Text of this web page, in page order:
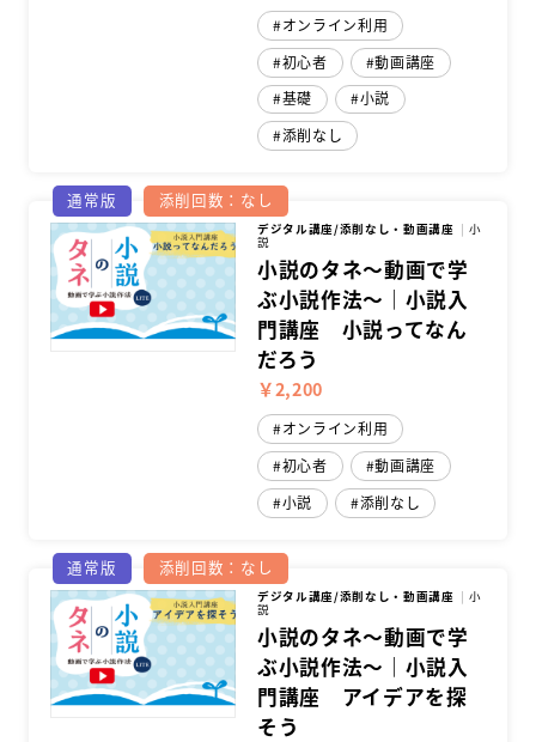
オンライン利用
初心者
動画講座
基礎
小説
添削なし
通常版 添削回数：なし
デジタル講座/添削なし・動画講座 小
説
小説のタネ～動画で学
ぶ小説作法～｜小説入
門講座 小説ってなん
だろう
￥2,200
オンライン利用
初心者
動画講座
小説
添削なし
通常版 添削回数：なし
デジタル講座/添削なし・動画講座 小
説
小説のタネ～動画で学
ぶ小説作法～｜小説入
門講座 アイデアを探
そう